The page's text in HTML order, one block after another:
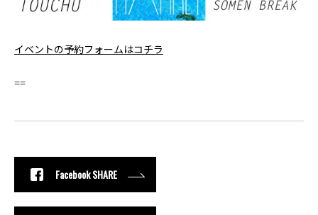
イベントの予約フォームはコチラ
==
Facebook SHARE